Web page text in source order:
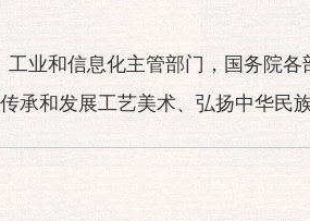
业和信息化主管部门，国务院
和发展工艺美术、弘扬中华民